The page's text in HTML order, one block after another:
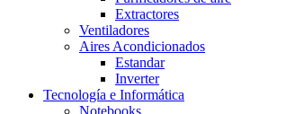
Extractores
Ventiladores
Aires Acondicionados
Estandar
Inverter
Tecnología e Informática
Notebooks